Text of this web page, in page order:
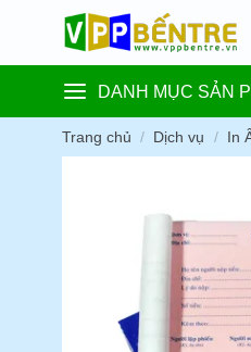
content
DANH MỤC SẢN
Trang chủ / Dịch vụ / In